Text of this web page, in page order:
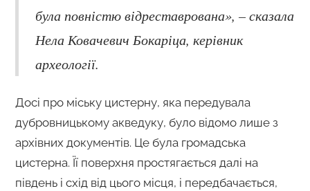
була повністю відреставрована», – сказала
Нела Ковачевич Бокаріца, керівник
археології.
Досі про міську цистерну, яка передувала
дубровницькому акведуку, було відомо лише з
архівних документів. Це була громадська
цистерна. Її поверхня простягається далі на
південь і схід від цього місця, і передбачається,